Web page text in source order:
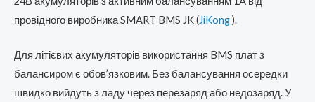
провідного виробника SMART BMS JK (JiKong).
Для літієвих акумуляторів використання BMS плат з
балансиром є обов’язковим. Без балансування осередки
швидко вийдуть з ладу через перезаряд або недозаряд. У